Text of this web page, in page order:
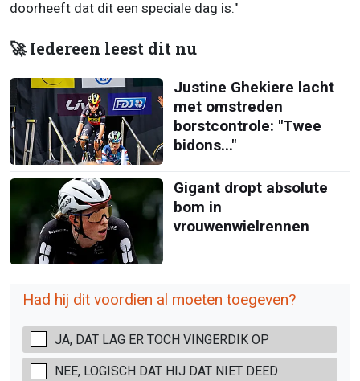
doorheeft dat dit een speciale dag is."
🚀 Iedereen leest dit nu
Justine Ghekiere lacht
met omstreden
borstcontrole: "Twee
bidons..."
Gigant dropt absolute
bom in
vrouwenwielrennen
Had hij dit voordien al moeten toegeven?
JA, DAT LAG ER TOCH VINGERDIK OP
NEE, LOGISCH DAT HIJ DAT NIET DEED